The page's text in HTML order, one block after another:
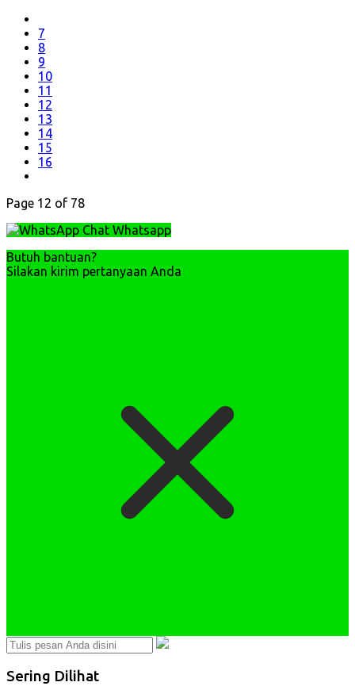
7
8
9
10
11
12
13
14
15
16
Page 12 of 78
Chat Whatsapp
Butuh bantuan?
Silakan kirim pertanyaan Anda
Sering Dilihat